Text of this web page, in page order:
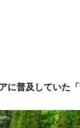
に普及していた「